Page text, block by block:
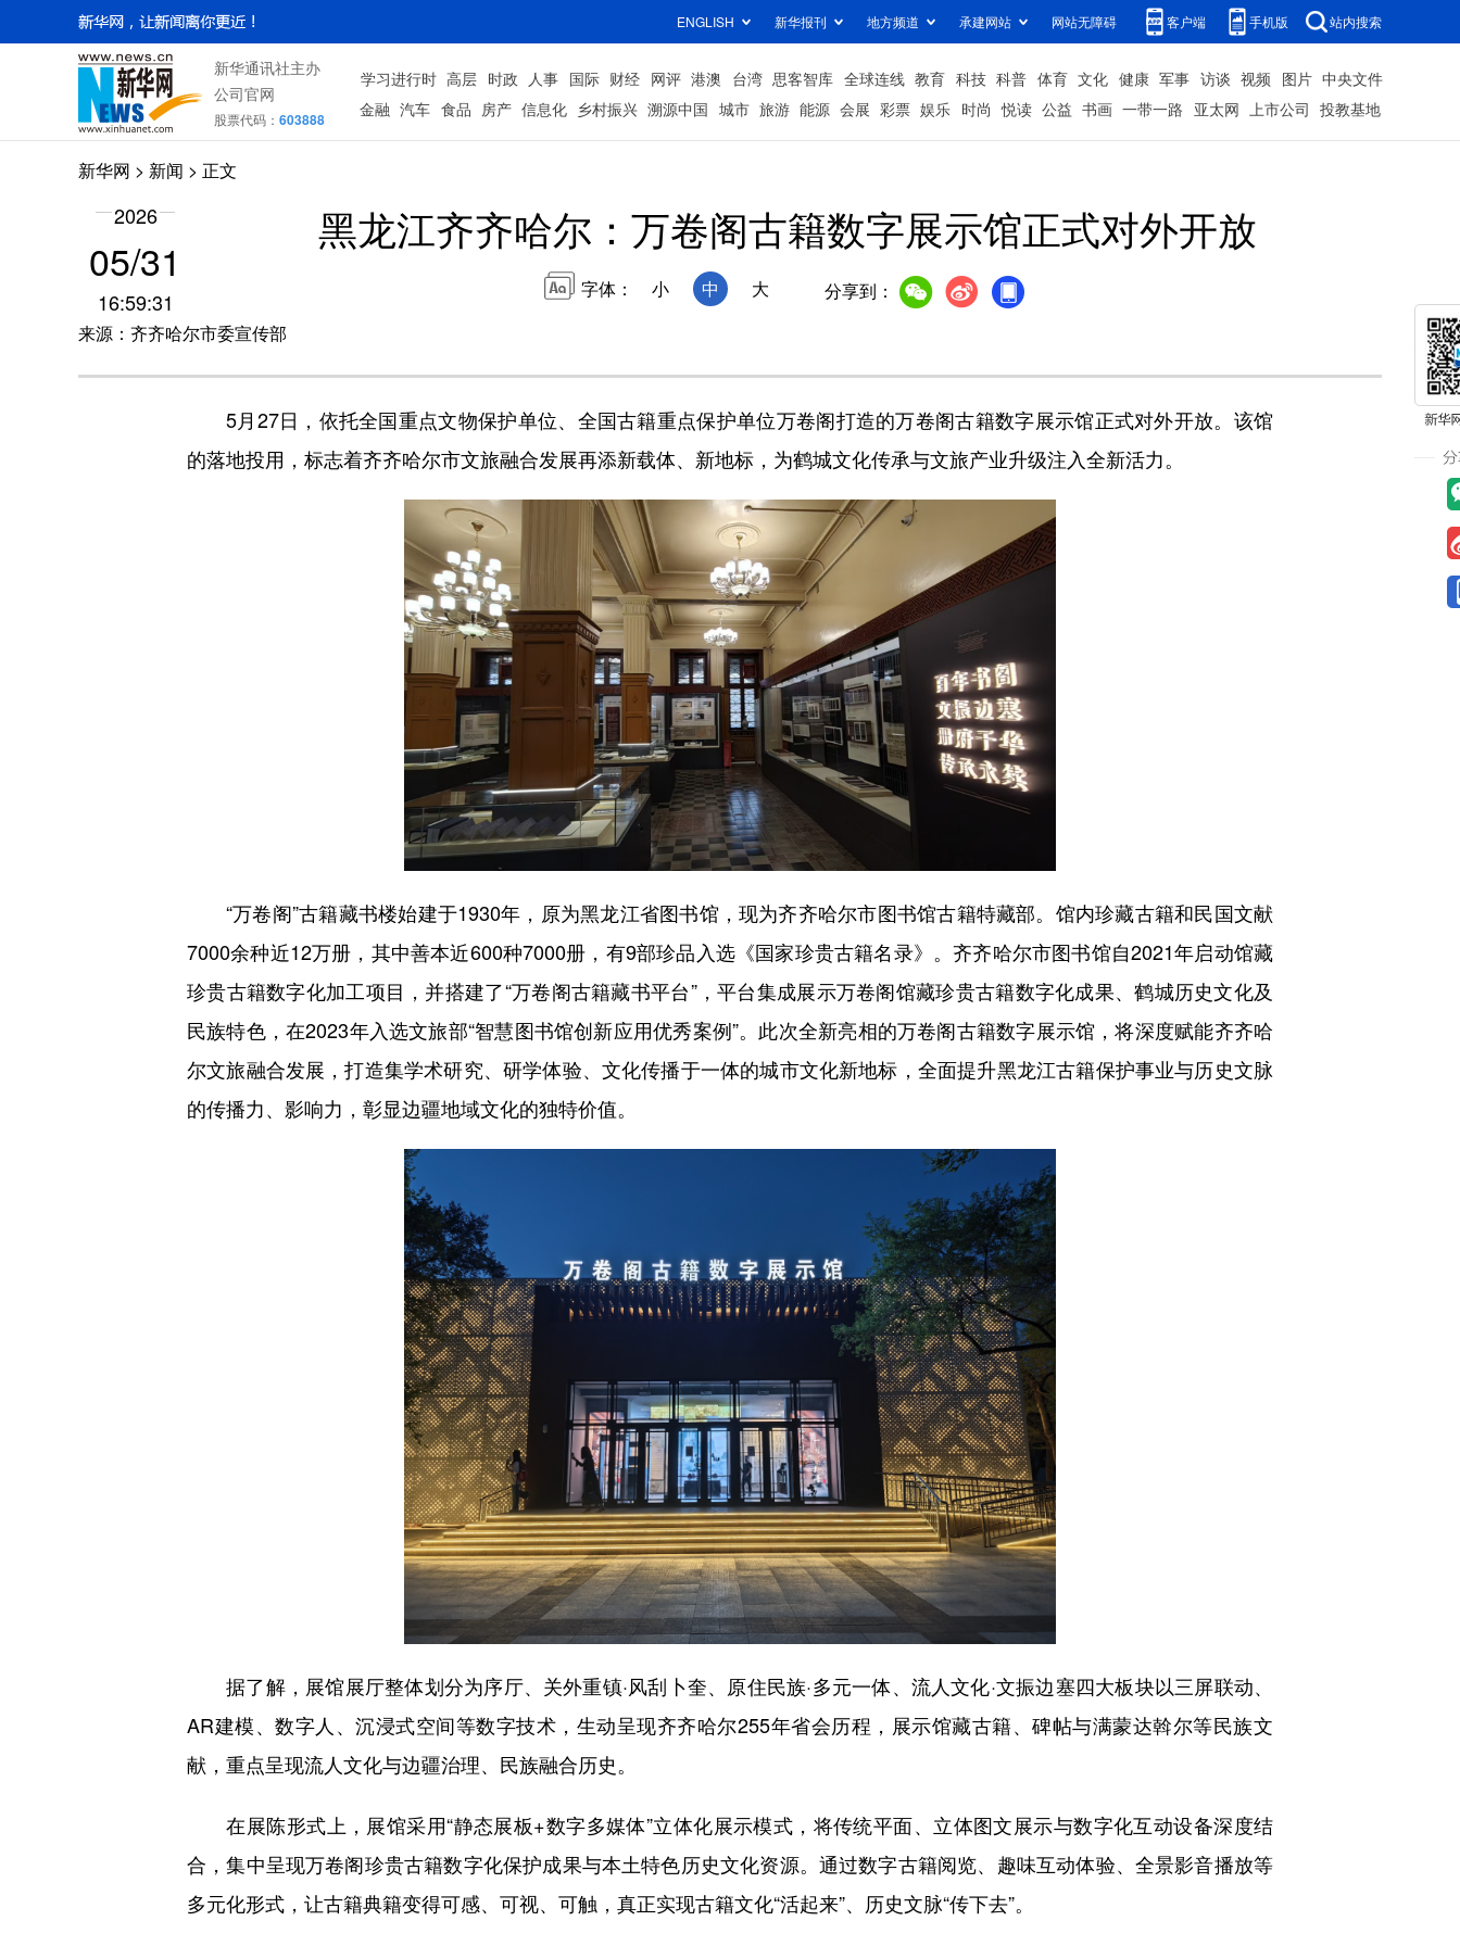
ENGLISH 新华报刊 地方频道 承建网站 网站无障碍 客户端 手机版 站内搜索
新华通讯社主办
公司官网
股票代码： 603888
学习进行时 高层 时政 人事 国际 财经 网评 港澳 台湾 思客智库 全球连线 教育 科技 科普 体育 文化 健康 军事 访谈 视频 图片 中央文件
金融 汽车 食品 房产 信息化 乡村振兴 溯源中国 城市 旅游 能源 会展 彩票 娱乐 时尚 悦读 公益 书画 一带一路 亚太网 上市公司 投教基地
新华网 > 新闻 > 正文
2026
05/31
16:59:31
来源：齐齐哈尔市委宣传部
黑龙江齐齐哈尔：万卷阁古籍数字展示馆正式对外开放
字体： 小 中 大 分享到：
5月27日，依托全国重点文物保护单位、全国古籍重点保护单位万卷阁打造的万卷阁古籍数字展示馆正式对外开放。该馆
的落地投用，标志着齐齐哈尔市文旅融合发展再添新载体、新地标，为鹤城文化传承与文旅产业升级注入全新活力。
“万卷阁”古籍藏书楼始建于1930年，原为黑龙江省图书馆，现为齐齐哈尔市图书馆古籍特藏部。馆内珍藏古籍和民国文献
7000余种近12万册，其中善本近600种7000册，有9部珍品入选《国家珍贵古籍名录》。齐齐哈尔市图书馆自2021年启动馆藏
珍贵古籍数字化加工项目，并搭建了“万卷阁古籍藏书平台”，平台集成展示万卷阁馆藏珍贵古籍数字化成果、鹤城历史文化及
民族特色，在2023年入选文旅部“智慧图书馆创新应用优秀案例”。此次全新亮相的万卷阁古籍数字展示馆，将深度赋能齐齐哈
尔文旅融合发展，打造集学术研究、研学体验、文化传播于一体的城市文化新地标，全面提升黑龙江古籍保护事业与历史文脉
的传播力、影响力，彰显边疆地域文化的独特价值。
据了解，展馆展厅整体划分为序厅、关外重镇·风刮卜奎、原住民族·多元一体、流人文化·文振边塞四大板块以三屏联动、
AR建模、数字人、沉浸式空间等数字技术，生动呈现齐齐哈尔255年省会历程，展示馆藏古籍、碑帖与满蒙达斡尔等民族文
献，重点呈现流人文化与边疆治理、民族融合历史。
在展陈形式上，展馆采用“静态展板+数字多媒体”立体化展示模式，将传统平面、立体图文展示与数字化互动设备深度结
合，集中呈现万卷阁珍贵古籍数字化保护成果与本土特色历史文化资源。通过数字古籍阅览、趣味互动体验、全景影音播放等
多元化形式，让古籍典籍变得可感、可视、可触，真正实现古籍文化“活起来”、历史文脉“传下去”。